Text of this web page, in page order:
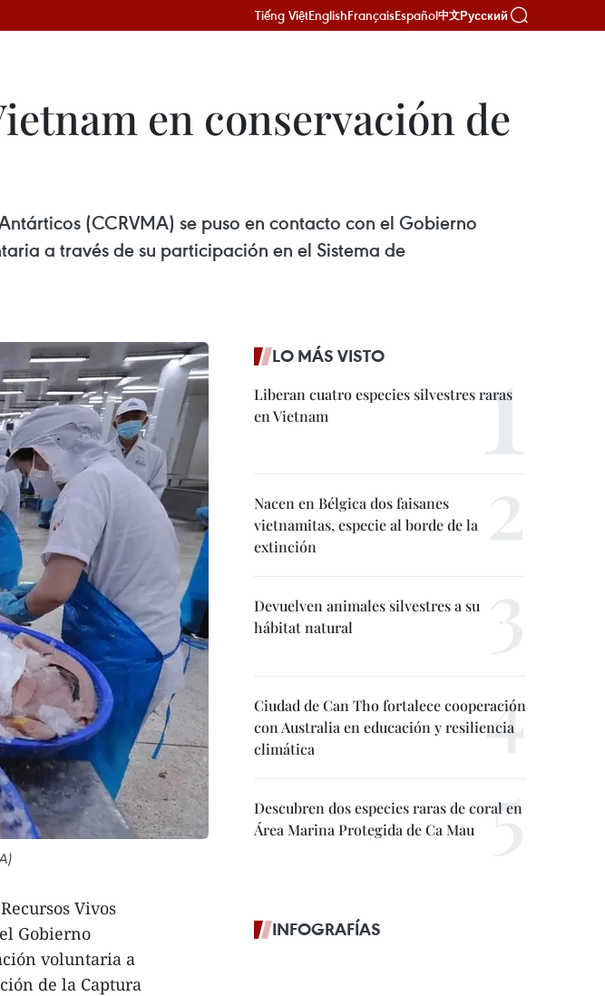
Tiếng ViệtEnglishFrançaisEspañol中文Русский
en conservación de
(CCRVMA) se puso en contacto con el Gobierno
a través de su participación en el Sistema de
Vivos
Gobierno
voluntaria a
de la Captura
LO MÁS VISTO
Liberan cuatro especies silvestres raras
en Vietnam
Nacen en Bélgica dos faisanes
vietnamitas, especie al borde de la
extinción
Devuelven animales silvestres a su
hábitat natural
Ciudad de Can Tho fortalece cooperación
con Australia en educación y resiliencia
climática
Descubren dos especies raras de coral en
Área Marina Protegida de Ca Mau
INFOGRAFÍAS